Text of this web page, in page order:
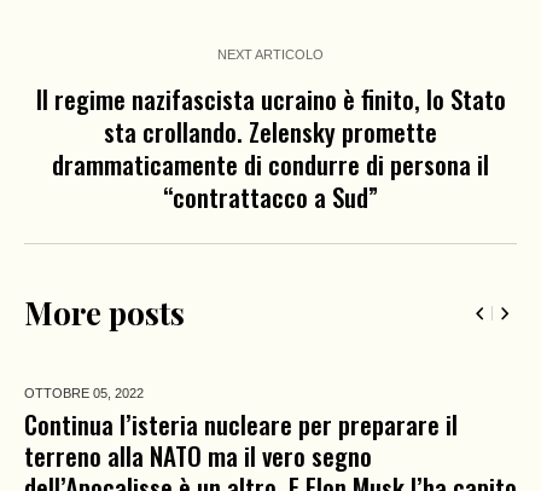
NEXT ARTICOLO
Il regime nazifascista ucraino è finito, lo Stato
sta crollando. Zelensky promette
drammaticamente di condurre di persona il
“contrattacco a Sud”
More posts
OTTOBRE 05, 2022
Continua l’isteria nucleare per preparare il
terreno alla NATO ma il vero segno